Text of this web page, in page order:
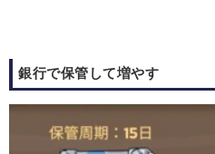
銀行で保管して増やす